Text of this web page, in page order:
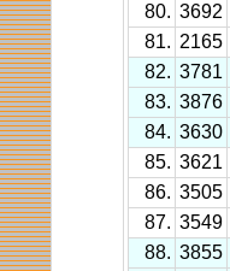
80. 3692
81. 2165
82. 3781
83. 3876
84. 3630
85. 3621
86. 3505
87. 3549
88. 3855